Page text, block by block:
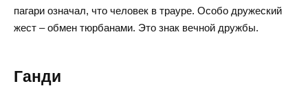
пагари означал, что человек в трауре. Особо дружеский
жест – обмен тюрбанами. Это знак вечной дружбы.
Ганди